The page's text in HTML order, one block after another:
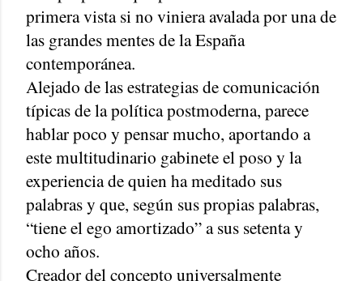
primera vista si no viniera avalada por una de
las grandes mentes de la España
contemporánea.
Alejado de las estrategias de comunicación
típicas de la política postmoderna, parece
hablar poco y pensar mucho, aportando a
este multitudinario gabinete el poso y la
experiencia de quien ha meditado sus
palabras y que, según sus propias palabras,
“tiene el ego amortizado” a sus setenta y
ocho años.
Creador del concepto universalmente